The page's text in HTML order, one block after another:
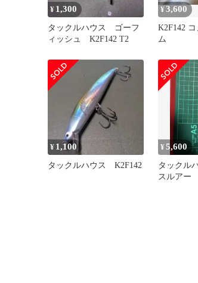
¥ 1,300
タックルハウス ゴーフ
ィッシュ K2F142 T2
¥3,600
K2F142
ム
¥ 1,100
タックルハウス K2F142
¥5,600
タックル
スルアー